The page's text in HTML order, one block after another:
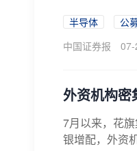
半导体 公
中国证券报
07-
外资机构密
7月以来，花
银增配，外资